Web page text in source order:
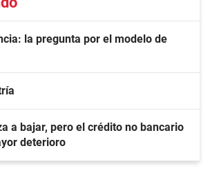
la pregunta por el modelo de
a bajar, pero el crédito no bancario
deterioro